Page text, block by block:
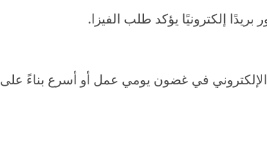
إلكترونيًا يؤكد طلب الفيزا.
الإلكتروني في غضون يومي عمل أو أسرع بناءً على